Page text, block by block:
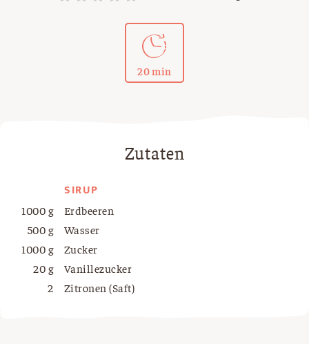
20 min
Zutaten
SIRUP
1000 g
Erdbeeren
500 g
Wasser
1000 g
Zucker
20 g
Vanillezucker
2
Zitronen (Saft)